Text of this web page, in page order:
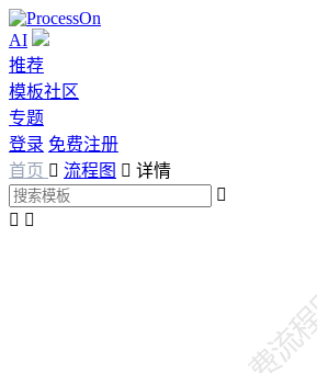
AI
推荐
模板社区
专题
登录 免费注册
首页  流程图  详情

 